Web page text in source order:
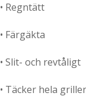
• Regntätt
• Färgäkta
• Slit- och revtåligt
• Täcker hela